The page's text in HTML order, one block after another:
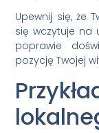
Upewnij się, że
się wczytuje na
poprawie
pozycję Twojej